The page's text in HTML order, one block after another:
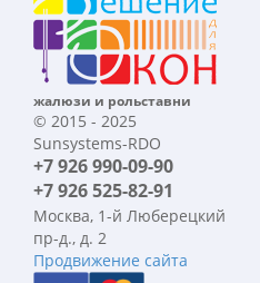
жалюзи и рольставни
© 2015 - 2025
Sunsystems-RDO
+7 926 990-09-90
+7 926 525-82-91
Москва, 1-й Люберецкий
пр-д., д. 2
Продвижение сайта